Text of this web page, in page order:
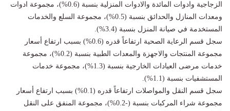
الزجاجية وادوات المائدة والادوات المنزلية بنسبة (0.6%)، مجموعة ادوات
ومعدات المنازل والحدائق بنسبة (0.5%)، مجموعة السلع والخدمات
المستخدمة في صيانة المنزل بنسبة (3.4%).
سجل قسم الرعاية الصحية ارتفاعاً قدره (0.6%) بسبب ارتفاع أسعار
مجموعة المنتجات والاجهزة والمعدات الطبية بنسبة (0.2%)، مجموعة
خدمات مرضى العيادات الخارجية بنسبة (1.3%)، مجموعة خدمات
المستشفيات بنسبة (1.1%).
سجل قسم النقل والمواصلات ارتفاعاً قدره (0.1%) بسبب ارتفاع أسعار
مجموعة شراء المركبات بنسبة (-0.2%)، مجموعة المنفق على النقل